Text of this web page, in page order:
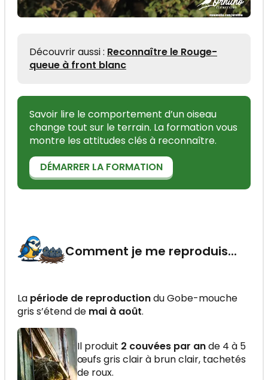
Découvrir aussi : Reconnaître le Rouge-
queue à front blanc
Savoir lire le comportement d’un oiseau
change tout sur le terrain. La formation vous
montre les attitudes clés à reconnaître.
DÉMARRER LA FORMATION
Comment je me reproduis...
La période de reproductiondu Gobe-mouche
gris s’étend de mai à août.
Il produit 2 couvées par ande 4 à 5
œufs gris clair à brun clair, tachetés
de roux.